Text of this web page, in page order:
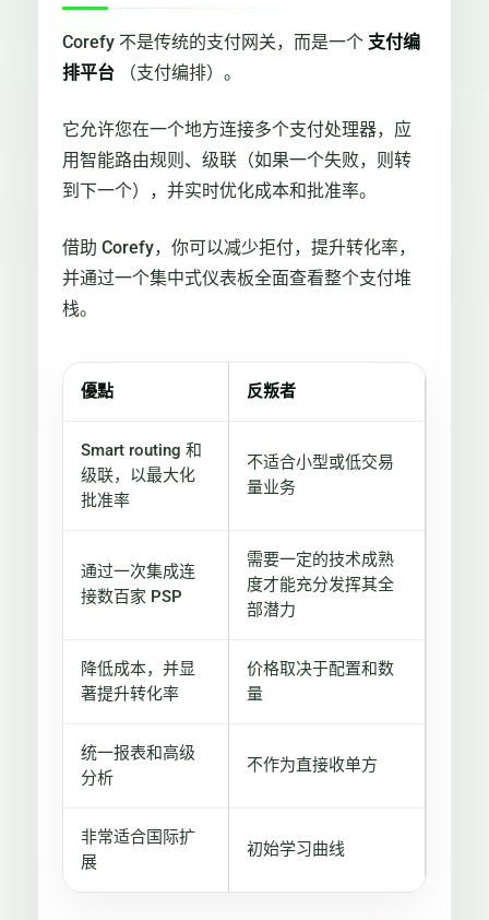
Corefy 不是传统的支付网关，而是一个 支付编
排平台 （支付编排）。
它允许您在一个地方连接多个支付处理器，应
用智能路由规则、级联（如果一个失败，则转
到下一个），并实时优化成本和批准率。
借助 Corefy，你可以减少拒付，提升转化率，
并通过一个集中式仪表板全面查看整个支付堆
栈。
優點 反叛者
Smart routing 和
级联，以最大化
批准率
不适合小型或低交易
量业务
通过一次集成连
接数百家 PSP
需要一定的技术成熟
度才能充分发挥其全
部潜力
降低成本，并显
著提升转化率
价格取决于配置和数
量
统一报表和高级
分析
不作为直接收单方
非常适合国际扩
展
初始学习曲线